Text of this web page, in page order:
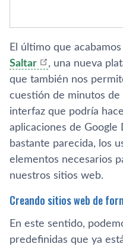
El último que
Saltar
, una nueva
que también nos
cuestión de minutos de
interfaz que podría
aplicaciones de Google
bastante parecida, los
elementos necesarios
nuestros sitios web.
Creando sitios web de
En este sentido,
predefinidas que ya